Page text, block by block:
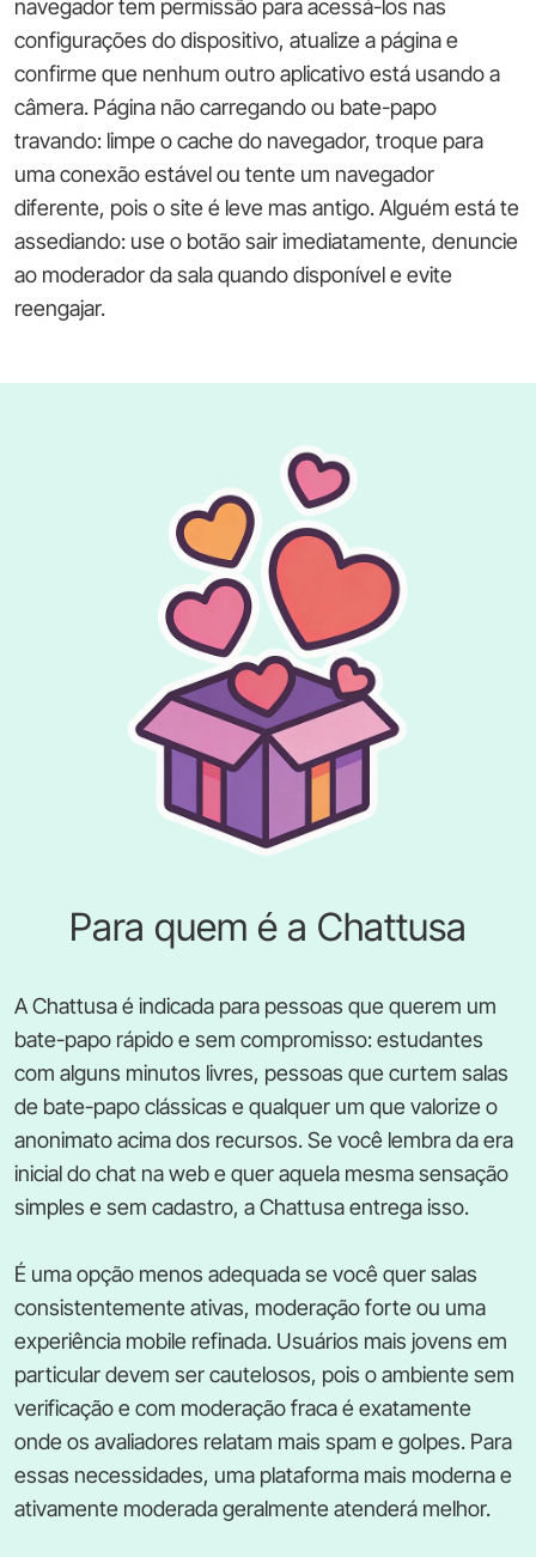
navegador tem permissão para acessá-los nas
configurações do dispositivo, atualize a página e
confirme que nenhum outro aplicativo está usando a
câmera. Página não carregando ou bate-papo
travando: limpe o cache do navegador, troque para
uma conexão estável ou tente um navegador
diferente, pois o site é leve mas antigo. Alguém está te
assediando: use o botão sair imediatamente, denuncie
ao moderador da sala quando disponível e evite
reengajar.
Para quem é a Chattusa
A Chattusa é indicada para pessoas que querem um
bate-papo rápido e sem compromisso: estudantes
com alguns minutos livres, pessoas que curtem salas
de bate-papo clássicas e qualquer um que valorize o
anonimato acima dos recursos. Se você lembra da era
inicial do chat na web e quer aquela mesma sensação
simples e sem cadastro, a Chattusa entrega isso.
É uma opção menos adequada se você quer salas
consistentemente ativas, moderação forte ou uma
experiência mobile refinada. Usuários mais jovens em
particular devem ser cautelosos, pois o ambiente sem
verificação e com moderação fraca é exatamente
onde os avaliadores relatam mais spam e golpes. Para
essas necessidades, uma plataforma mais moderna e
ativamente moderada geralmente atenderá melhor.